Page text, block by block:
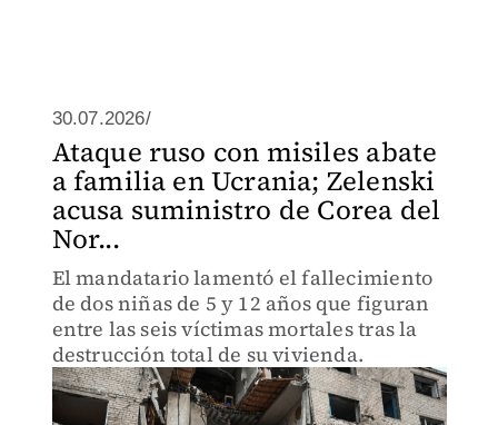
30.07.2026/
Ataque ruso con misiles abate
a familia en Ucrania; Zelenski
acusa suministro de Corea del
Nor...
El mandatario lamentó el fallecimiento
de dos niñas de 5 y 12 años que figuran
entre las seis víctimas mortales tras la
destrucción total de su vivienda.